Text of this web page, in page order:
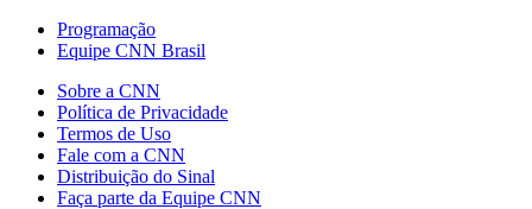
Programação
Equipe CNN Brasil
Sobre a CNN
Política de Privacidade
Termos de Uso
Fale com a CNN
Distribuição do Sinal
Faça parte da Equipe CNN